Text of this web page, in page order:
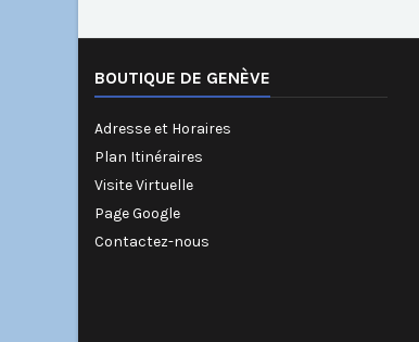
BOUTIQUE DE GENÈVE
Adresse et Horaires
Plan Itinéraires
Visite Virtuelle
Page Google
Contactez-nous